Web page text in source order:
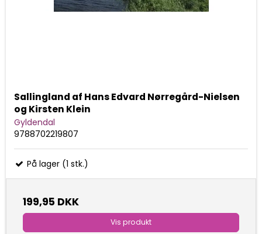
Sallingland af Hans Edvard Nørregård-Nielsen
og Kirsten Klein
Gyldendal
9788702219807
På lager (1 stk.)
199,95 DKK
Vis produkt